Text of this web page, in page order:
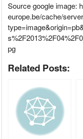
Source google image:
europe.be/cache/
pg
Related Posts: